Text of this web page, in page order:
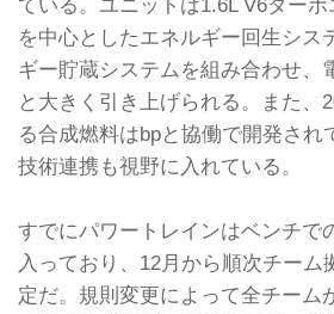
を中心としたエネルギー回生シス
ギー貯蔵システムを組み合わせ、
と大きく引き上げられる。また、
る合成燃料はbpと協働で開発され
技術連携も視野に入れている。
すでにパワートレインはベンチで
入っており、12月から順次チーム
定だ。規則変更によって全チーム